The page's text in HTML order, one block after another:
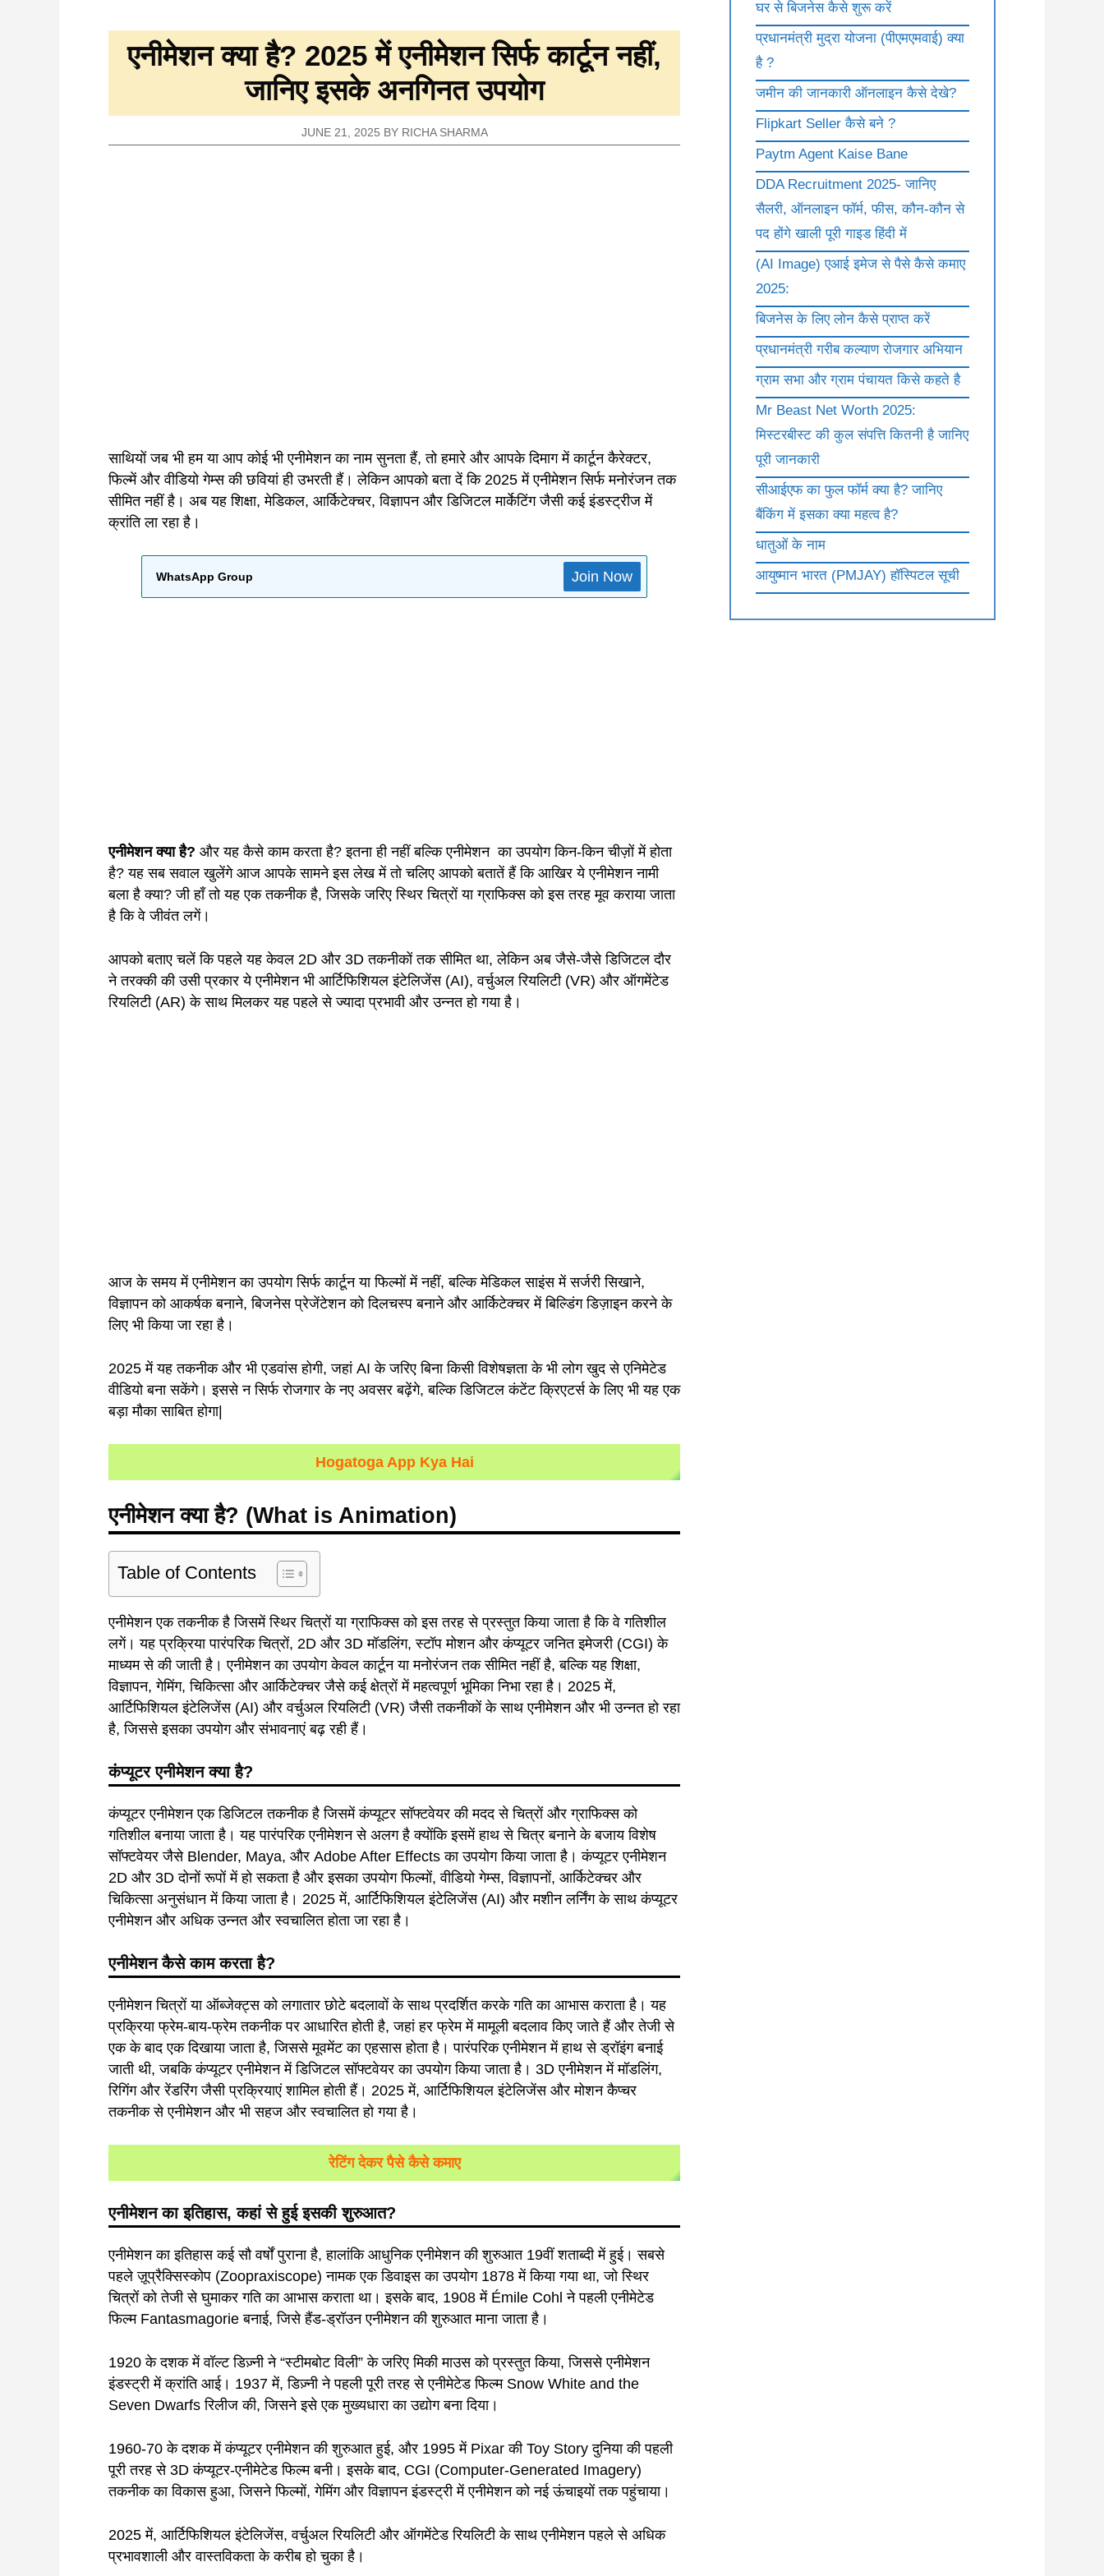
एनीमेशन क्या है? 2025 में एनीमेशन सिर्फ कार्टून नहीं,
जानिए इसके अनगिनत उपयोग
JUNE 21, 2025 BY RICHA SHARMA
साथियों जब भी हम या आप कोई भी एनीमेशन का नाम सुनता हैं, तो हमारे और आपके दिमाग में कार्टून कैरेक्टर,
फिल्में और वीडियो गेम्स की छवियां ही उभरती हैं। लेकिन आपको बता दें कि 2025 में एनीमेशन सिर्फ मनोरंजन तक
सीमित नहीं है। अब यह शिक्षा, मेडिकल, आर्किटेक्चर, विज्ञापन और डिजिटल मार्केटिंग जैसी कई इंडस्ट्रीज में
क्रांति ला रहा है।
WhatsApp Group Join Now
एनीमेशन क्या है? और यह कैसे काम करता है? इतना ही नहीं बल्कि एनीमेशन का उपयोग किन-किन चीज़ों में होता
है? यह सब सवाल खुलेंगे आज आपके सामने इस लेख में तो चलिए आपको बतातें हैं कि आखिर ये एनीमेशन नामी
बला है क्या? जी हाँ तो यह एक तकनीक है, जिसके जरिए स्थिर चित्रों या ग्राफिक्स को इस तरह मूव कराया जाता
है कि वे जीवंत लगें।
आपको बताए चलें कि पहले यह केवल 2D और 3D तकनीकों तक सीमित था, लेकिन अब जैसे-जैसे डिजिटल दौर
ने तरक्की की उसी प्रकार ये एनीमेशन भी आर्टिफिशियल इंटेलिजेंस (AI), वर्चुअल रियलिटी (VR) और ऑगमेंटेड
रियलिटी (AR) के साथ मिलकर यह पहले से ज्यादा प्रभावी और उन्नत हो गया है।
आज के समय में एनीमेशन का उपयोग सिर्फ कार्टून या फिल्मों में नहीं, बल्कि मेडिकल साइंस में सर्जरी सिखाने,
विज्ञापन को आकर्षक बनाने, बिजनेस प्रेजेंटेशन को दिलचस्प बनाने और आर्किटेक्चर में बिल्डिंग डिज़ाइन करने के
लिए भी किया जा रहा है।
2025 में यह तकनीक और भी एडवांस होगी, जहां AI के जरिए बिना किसी विशेषज्ञता के भी लोग खुद से एनिमेटेड
वीडियो बना सकेंगे। इससे न सिर्फ रोजगार के नए अवसर बढ़ेंगे, बल्कि डिजिटल कंटेंट क्रिएटर्स के लिए भी यह एक
बड़ा मौका साबित होगा|
Hogatoga App Kya Hai
एनीमेशन क्या है? (What is Animation)
Table of Contents
एनीमेशन एक तकनीक है जिसमें स्थिर चित्रों या ग्राफिक्स को इस तरह से प्रस्तुत किया जाता है कि वे गतिशील
लगें। यह प्रक्रिया पारंपरिक चित्रों, 2D और 3D मॉडलिंग, स्टॉप मोशन और कंप्यूटर जनित इमेजरी (CGI) के
माध्यम से की जाती है। एनीमेशन का उपयोग केवल कार्टून या मनोरंजन तक सीमित नहीं है, बल्कि यह शिक्षा,
विज्ञापन, गेमिंग, चिकित्सा और आर्किटेक्चर जैसे कई क्षेत्रों में महत्वपूर्ण भूमिका निभा रहा है। 2025 में,
आर्टिफिशियल इंटेलिजेंस (AI) और वर्चुअल रियलिटी (VR) जैसी तकनीकों के साथ एनीमेशन और भी उन्नत हो रहा
है, जिससे इसका उपयोग और संभावनाएं बढ़ रही हैं।
कंप्यूटर एनीमेशन क्या है?
कंप्यूटर एनीमेशन एक डिजिटल तकनीक है जिसमें कंप्यूटर सॉफ्टवेयर की मदद से चित्रों और ग्राफिक्स को
गतिशील बनाया जाता है। यह पारंपरिक एनीमेशन से अलग है क्योंकि इसमें हाथ से चित्र बनाने के बजाय विशेष
सॉफ्टवेयर जैसे Blender, Maya, और Adobe After Effects का उपयोग किया जाता है। कंप्यूटर एनीमेशन
2D और 3D दोनों रूपों में हो सकता है और इसका उपयोग फिल्मों, वीडियो गेम्स, विज्ञापनों, आर्किटेक्चर और
चिकित्सा अनुसंधान में किया जाता है। 2025 में, आर्टिफिशियल इंटेलिजेंस (AI) और मशीन लर्निंग के साथ कंप्यूटर
एनीमेशन और अधिक उन्नत और स्वचालित होता जा रहा है।
एनीमेशन कैसे काम करता है?
एनीमेशन चित्रों या ऑब्जेक्ट्स को लगातार छोटे बदलावों के साथ प्रदर्शित करके गति का आभास कराता है। यह
प्रक्रिया फ्रेम-बाय-फ्रेम तकनीक पर आधारित होती है, जहां हर फ्रेम में मामूली बदलाव किए जाते हैं और तेजी से
एक के बाद एक दिखाया जाता है, जिससे मूवमेंट का एहसास होता है। पारंपरिक एनीमेशन में हाथ से ड्रॉइंग बनाई
जाती थी, जबकि कंप्यूटर एनीमेशन में डिजिटल सॉफ्टवेयर का उपयोग किया जाता है। 3D एनीमेशन में मॉडलिंग,
रिगिंग और रेंडरिंग जैसी प्रक्रियाएं शामिल होती हैं। 2025 में, आर्टिफिशियल इंटेलिजेंस और मोशन कैप्चर
तकनीक से एनीमेशन और भी सहज और स्वचालित हो गया है।
रेटिंग देकर पैसे कैसे कमाए
एनीमेशन का इतिहास,कहां से हुई इसकी शुरुआत?
एनीमेशन का इतिहास कई सौ वर्षों पुराना है, हालांकि आधुनिक एनीमेशन की शुरुआत 19वीं शताब्दी में हुई। सबसे
पहले ज़ूप्रैक्सिस्कोप (Zoopraxiscope) नामक एक डिवाइस का उपयोग 1878 में किया गया था, जो स्थिर
चित्रों को तेजी से घुमाकर गति का आभास कराता था। इसके बाद, 1908 में Émile Cohl ने पहली एनीमेटेड
फिल्म Fantasmagorie बनाई, जिसे हैंड-ड्रॉउन एनीमेशन की शुरुआत माना जाता है।
1920 के दशक में वॉल्ट डिज़्नी ने “स्टीमबोट विली” के जरिए मिकी माउस को प्रस्तुत किया, जिससे एनीमेशन
इंडस्ट्री में क्रांति आई। 1937 में, डिज़्नी ने पहली पूरी तरह से एनीमेटेड फिल्म Snow White and the
Seven Dwarfs रिलीज की, जिसने इसे एक मुख्यधारा का उद्योग बना दिया।
1960-70 के दशक में कंप्यूटर एनीमेशन की शुरुआत हुई, और 1995 में Pixar की Toy Story दुनिया की पहली
पूरी तरह से 3D कंप्यूटर-एनीमेटेड फिल्म बनी। इसके बाद, CGI (Computer-Generated Imagery)
तकनीक का विकास हुआ, जिसने फिल्मों, गेमिंग और विज्ञापन इंडस्ट्री में एनीमेशन को नई ऊंचाइयों तक पहुंचाया।
2025 में, आर्टिफिशियल इंटेलिजेंस, वर्चुअल रियलिटी और ऑगमेंटेड रियलिटी के साथ एनीमेशन पहले से अधिक
प्रभावशाली और वास्तविकता के करीब हो चुका है।
घर से बिजनेस कैसे शुरू करें
प्रधानमंत्री मुद्रा योजना (पीएमएमवाई) क्या
है ?
जमीन की जानकारी ऑनलाइन कैसे देखे?
Flipkart Seller कैसे बने ?
Paytm Agent Kaise Bane
DDA Recruitment 2025- जानिए
सैलरी, ऑनलाइन फॉर्म, फीस, कौन-कौन से
पद होंगे खाली पूरी गाइड हिंदी में
(AI Image) एआई इमेज से पैसे कैसे कमाए
2025:
बिजनेस के लिए लोन कैसे प्राप्त करें
प्रधानमंत्री गरीब कल्याण रोजगार अभियान
ग्राम सभा और ग्राम पंचायत किसे कहते है
Mr Beast Net Worth 2025:
मिस्टरबीस्ट की कुल संपत्ति कितनी है जानिए
पूरी जानकारी
सीआईएफ का फुल फॉर्म क्या है? जानिए
बैंकिंग में इसका क्या महत्व है?
धातुओं के नाम
आयुष्मान भारत (PMJAY) हॉस्पिटल सूची